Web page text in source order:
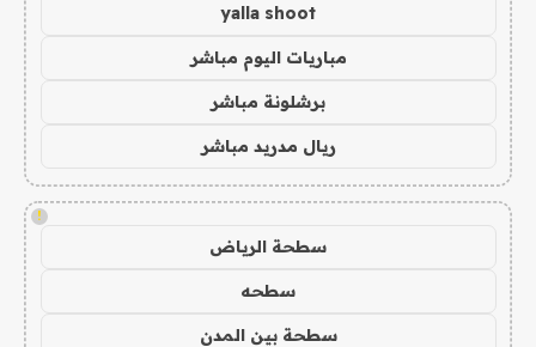
yalla shoot
مباريات اليوم مباشر
برشلونة مباشر
ريال مدريد مباشر
!
سطحة الرياض
سطحه
سطحة بين المدن